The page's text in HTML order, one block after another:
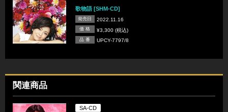
歌物語 [SHM-CD]
発売日 2022.11.16
価 格 ¥3,300 (税込)
品 番 UPCY-7797/8
関連商品
SA-CD